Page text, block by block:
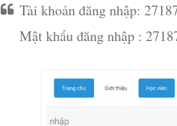
Tài khoản đăng nhập:
Mật khẩu đăng nhập :